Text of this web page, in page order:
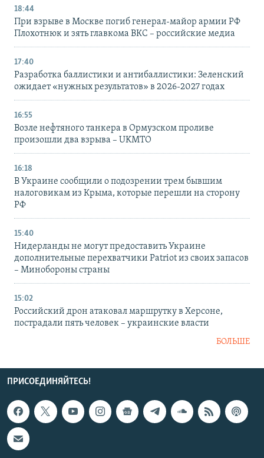
18:44
При взрыве в Москве погиб генерал-майор армии РФ
Плохотнюк и зять главкома ВКС – российские медиа
17:40
Разработка баллистики и антибаллистики: Зеленский
ожидает «нужных результатов» в 2026-2027 годах
16:55
Возле нефтяного танкера в Ормузском проливе
произошли два взрыва – UKMTO
16:18
В Украине сообщили о подозрении трем бывшим
налоговикам из Крыма, которые перешли на сторону
РФ
15:40
Нидерланды не могут предоставить Украине
дополнительные перехватчики Patriot из своих запасов
– Минобороны страны
15:02
Российский дрон атаковал маршрутку в Херсоне,
пострадали пять человек – украинские власти
БОЛЬШЕ
ПРИСОЕДИНЯЙТЕСЬ!